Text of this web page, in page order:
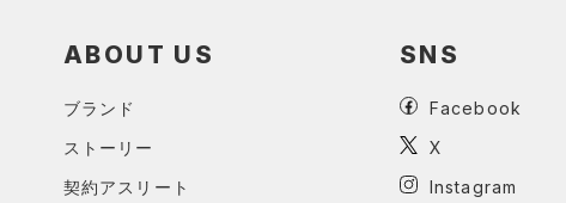
ABOUT US
ブランド
ストーリー
契約アスリート
SNS
Facebook
X
Instagram